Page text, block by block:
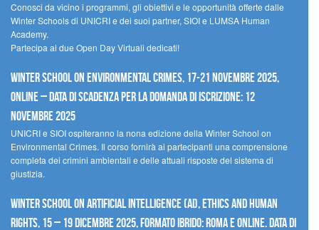
Conosci da vicino i programmi, gli obiettivi e le opportunità offerte dalle
Winter Schools di UNICRI e dei suoi partner, SIOI e LUMSA Human
Academy.
Partecipa ai due Open Day Virtuali dedicati!
Winter School on Environmental Crimes, 17-21 novembre 2025,
Online – Data di scadenza per la domanda di iscrizione: 12
novembre 2025
UNICRI e SIOI ospiteranno la nona edizione della Winter School on
Environmental Crimes. Il corso fornirà ai partecipanti una comprensione
completa dei crimini ambientali e delle attuali risposte del sistema di
giustizia.
Winter School on Artificial Intelligence (AI), Ethics and Human
Rights, 15 – 19 dicembre 2025, Formato Ibrido: Roma e online. Data di